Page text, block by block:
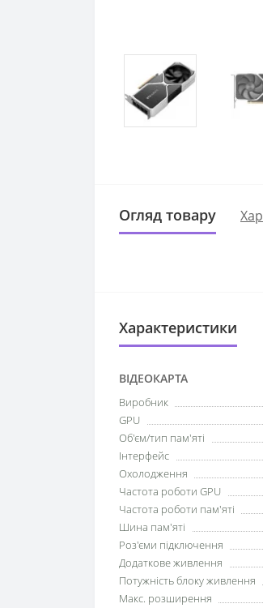
Огляд товару
Характеристики
ВІДЕОКАРТА
Виробник
GPU
Об'єм/тип пам'яті
Інтерфейс
Охолодження
Частота роботи GPU
Частота роботи пам'яті
Шина пам'яті
Роз'єми підключення
Додаткове живлення
Потужність блоку живлення
Макс. розширення